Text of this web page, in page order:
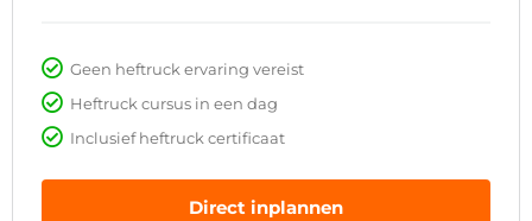
Geen heftruck ervaring vereist
Heftruck cursus in een dag
Inclusief heftruck certificaat
Direct inplannen